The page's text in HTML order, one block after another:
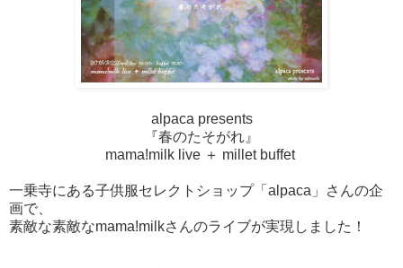
alpaca presents
『春のたそがれ』
mama!milk live ＋ millet buffet
一乗寺にある子供服セレクトショップ「alpaca」さんの企
画で、
素敵な素敵なmama!milkさんのライブが実現しました！